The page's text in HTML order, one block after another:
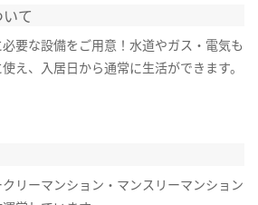
て
要な設備をご用意！水道やガス・電気も
え、入居日から通常に生活ができます。
クリーマンション・マンスリーマンション